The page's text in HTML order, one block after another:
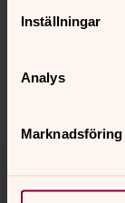
Inställningar
Analys